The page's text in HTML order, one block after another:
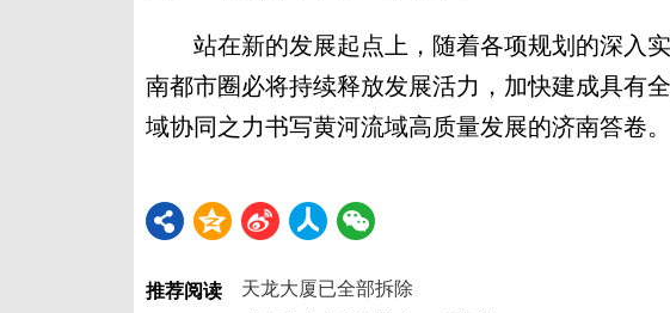
站在新的发展起点上，随着各项规划的深入实
南都市圈必将持续释放发展活力，加快建成具有
域协同之力书写黄河流域高质量发展的济南答卷。
推荐阅读
天龙大厦已全部拆除